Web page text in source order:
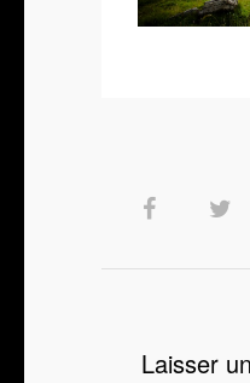
Laisser